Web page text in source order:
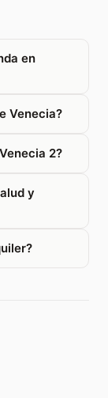
en
Venecia?
2?
y